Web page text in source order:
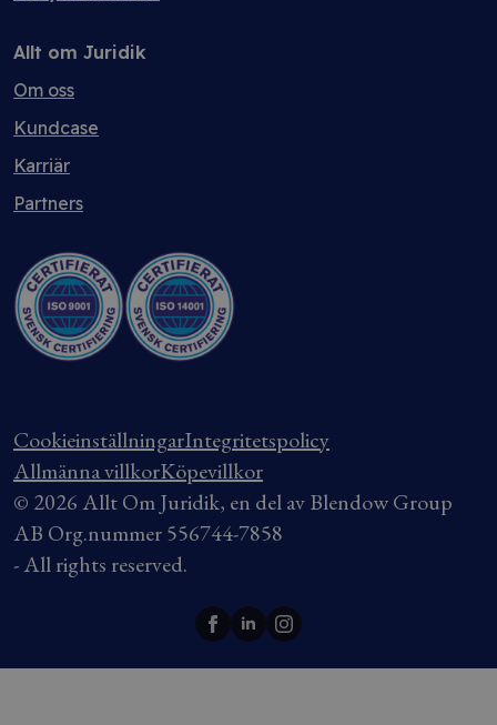
Allt om Juridik
Om oss
Kundcase
Karriär
Partners
CookieinställningarIntegritetspolicy
Allmänna villkorKöpevillkor
© 2026 Allt Om Juridik, en del av Blendow Group
AB Org.nummer 556744-7858
- All rights reserved.